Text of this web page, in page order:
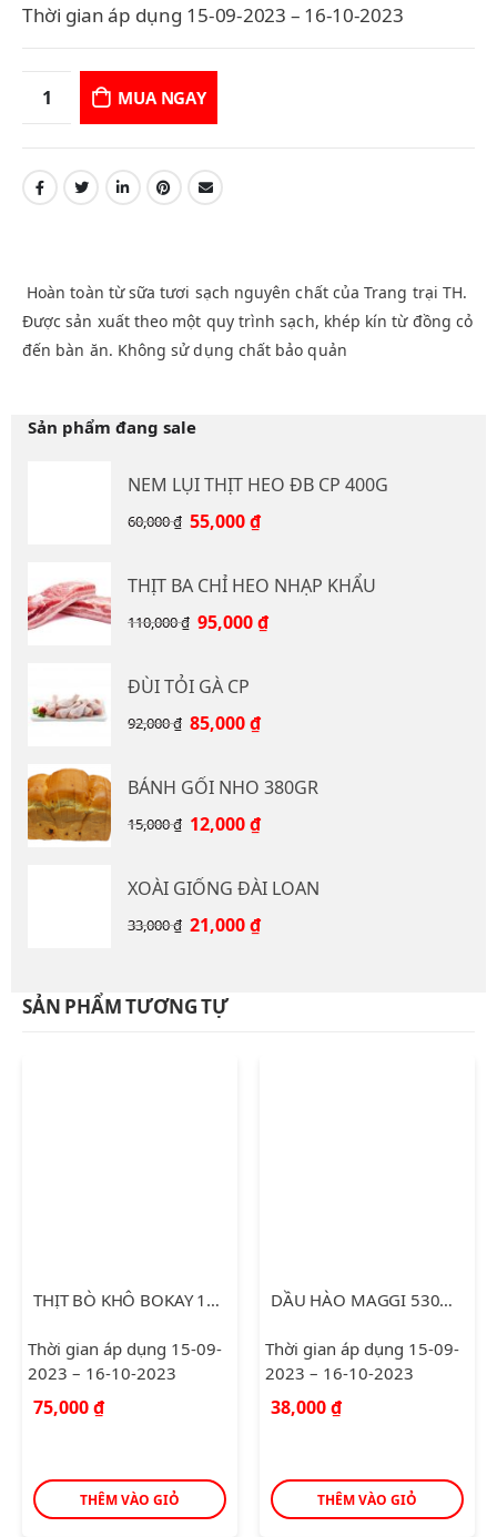
Thời gian áp dụng 15-09-2023 – 16-10-2023
MUA NGAY
Hoàn toàn từ sữa tươi sạch nguyên chất của Trang trại TH.
Được sản xuất theo một quy trình sạch, khép kín từ đồng cỏ
đến bàn ăn. Không sử dụng chất bảo quản
Sản phẩm đang sale
NEM LỤI THỊT HEO ĐB CP 400G
60,000₫ Giá
60,000 ₫.
55,000₫Giá
là:
55,000 ₫.
THỊT BA CHỈ HEO NHẠP KHẨU
110,000₫ Giá
110,000 ₫.
95,000₫Giá
ĐÙI TỎI GÀ CP
92,000₫ Giá
92,000 ₫.
85,000₫Giá
là:
85,000 ₫.
BÁNH GỐI NHO 380GR
15,000₫ Giá
15,000 ₫.
12,000₫Giá
là:
12,000 ₫.
XOÀI GIỐNG ĐÀI LOAN
33,000₫ Giá
33,000 ₫.
21,000₫Giá
SẢN PHẨM TƯƠNG TỰ
THỊT BÒ KHÔ BOKAY 120G
Thời gian áp dụng 15-09-
2023 – 16-10-2023
75,000₫
THÊM VÀO GIỎ
DẦU HÀO MAGGI 530ML
Thời gian áp dụng 15-09-
2023 – 16-10-2023
38,000₫
THÊM VÀO GIỎ